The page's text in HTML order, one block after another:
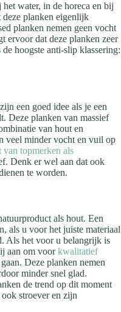
water, in de horeca en bij
planken eigenlijk
planken nemen geen vocht
ervoor dat deze planken zeer
hoogste anti-slip klassering:
zijn een goed idee als je een
Deze planken van massief
van hout en
veel minder vocht en vuil op
van topmerken als
Denk er wel aan dat ook
te worden.
als hout. Een
als u voor het juiste materiaal
Als het voor u belangrijk is
aan om voorkwalitatief
Deze planken nemen
minder snel glad.
de trend op dit moment
stroever en zijn